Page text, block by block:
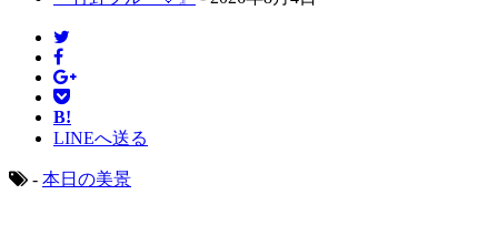
B!
LINEへ送る
- 本日の美景